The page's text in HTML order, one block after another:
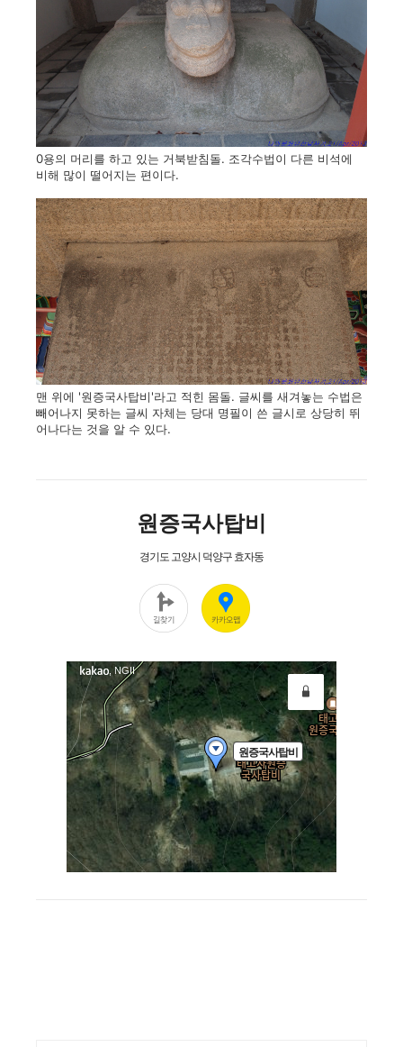
0용의 머리를 하고 있는 거북받침돌. 조각수법이 다른 비석에
비해 많이 떨어지는 편이다.
맨 위에 '원증국사탑비'라고 적힌 몸돌. 글씨를 새겨놓는 수법은
빼어나지 못하는 글씨 자체는 당대 명필이 쓴 글시로 상당히 뛰
어나다는 것을 알 수 있다.